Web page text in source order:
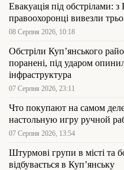
Евакуація під обстрілами:
правоохоронці вивезли
08 Серпня 2026, 10:18
Обстріли Куп’янського
поранені, під ударом
інфраструктура
07 Серпня 2026, 23:11
Что покупают на самом
настольную игру ручной
07 Серпня 2026, 13:54
Штурмові групи в місті та
відбувається в Куп’янську